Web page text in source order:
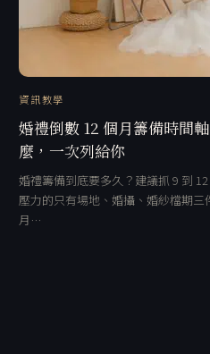
資訊教學
婚禮倒數 12 個月籌備時間
麼，一次列給你
婚禮籌備到底要多久？建議抓 9 到
壓力的只有場地、婚攝、婚紗檔期三
月…